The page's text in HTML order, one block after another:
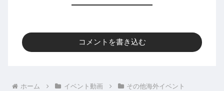
コメントを書き込む
ホーム イベント動画 その他海外イベント